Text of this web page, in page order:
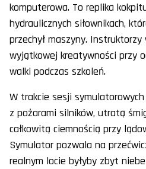
komputerowa. To replika
hydraulicznych siłownikach,
przechył maszyny. Instruktorzy
wyjątkowej kreatywności przy
walki podczas szkoleń.
W trakcie sesji
z pożarami silników, utratą
całkowitą ciemnością przy
Symulator pozwala na
realnym locie byłyby zbyt